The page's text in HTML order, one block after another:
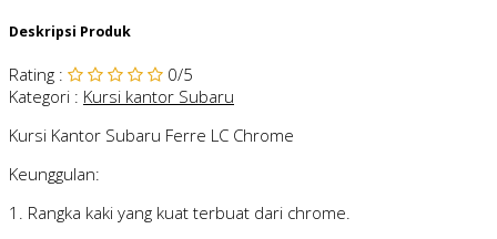
Deskripsi Produk
Rating : 0/5
Kategori : Kursi kantor Subaru
Kursi Kantor Subaru Ferre LC Chrome
Keunggulan:
1. Rangka kaki yang kuat terbuat dari chrome.